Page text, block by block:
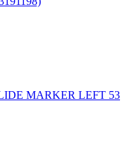
MARKER LEFT 53